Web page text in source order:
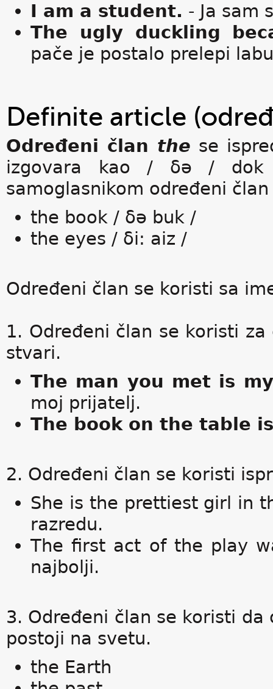
I am a student. - Ja sam
The ugly duckling
pače je postalo prelepi
Definite article
Određeni član the se
izgovara kao / δə / dok
samoglasnikom određeni
the book / δə buk /
the eyes / δi: аіz /
Određeni član se koristi sa
1. Određeni član se koristi
stvari.
The man you met is
moj prijatelj.
The book on the table
2. Određeni član se koristi
She is the prettiest girl in
razredu.
The first act of the play
najbolji.
3. Određeni član se koristi
postoji na svetu.
the Earth